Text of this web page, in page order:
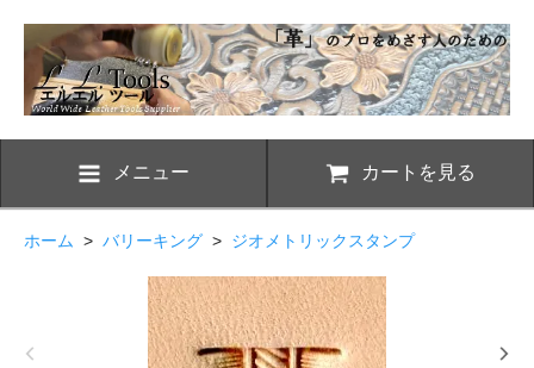
メニュー カートを見る
ホーム > バリーキング > ジオメトリックスタンプ